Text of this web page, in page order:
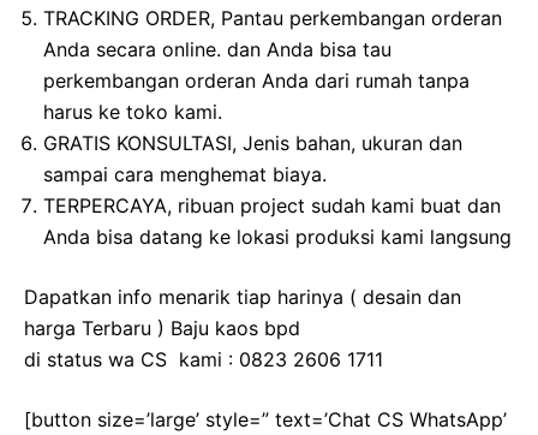
TRACKING ORDER, Pantau perkembangan orderan
Anda secara online. dan Anda bisa tau
perkembangan orderan Anda dari rumah tanpa
harus ke toko kami.
GRATIS KONSULTASI, Jenis bahan, ukuran dan
sampai cara menghemat biaya.
TERPERCAYA, ribuan project sudah kami buat dan
Anda bisa datang ke lokasi produksi kami langsung
Dapatkan info menarik tiap harinya ( desain dan
harga Terbaru ) Baju kaos bpd
di status wa CS kami : 0823 2606 1711
[button size=’large’ style=” text=’Chat CS WhatsApp’